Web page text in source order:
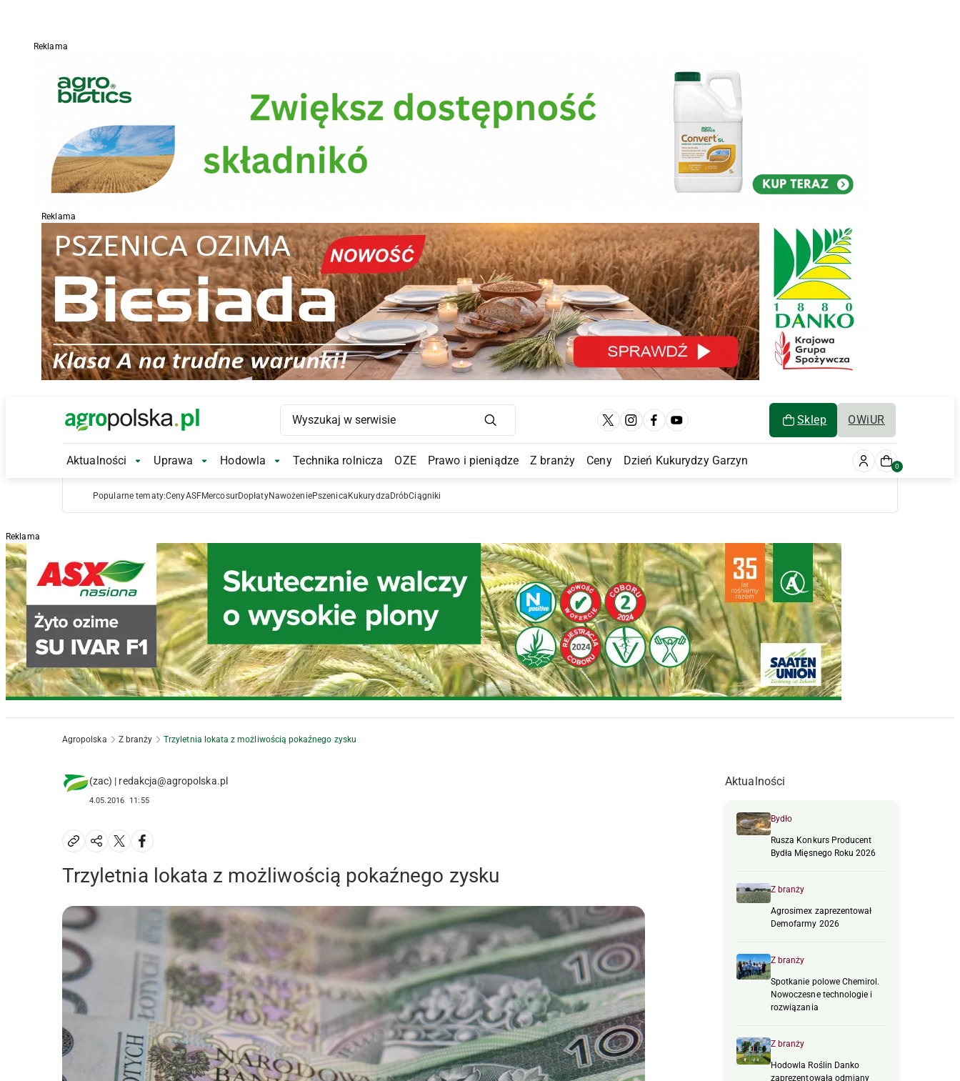
Reklama
Reklama
Main Logo Sklep OWiUR
Main Navigation
Aktualności Aktualności Submenu
Uprawa Uprawa Submenu
Hodowla Hodowla Submenu
Technika rolnicza OZE Prawo i pieniądze Z branży Ceny Dzień Kukurydzy Garzyn 0
Popularne tematy:CenyASFMercosurDopłatyNawożeniePszenica Kukurydza DróbCiągniki
Reklama
Agropolska Z branży Trzyletnia lokata z możliwością pokaźnego zysku
(zac) | redakcja@agropolska.pl
4.05.2016 11:55
Trzyletnia lokata z możliwością pokaźnego zysku
Aktualności
Bydło
Rusza Konkurs Producent
Bydła Mięsnego Roku 2026
Z branży
Agrosimex zaprezentował
Demofarmy 2026
Z branży
Spotkanie polowe Chemirol.
Nowoczesne technologie i
rozwiązania
Z branży
Hodowla Roślin Danko
zaprezentowała odmiany